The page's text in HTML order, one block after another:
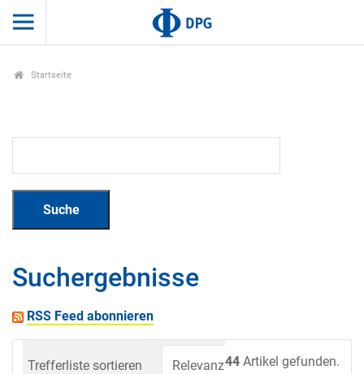
Startseite
Suchergebnisse
RSS Feed abonnieren
44 Artikel gefunden.
Trefferliste sortieren Relevanz Datum